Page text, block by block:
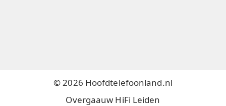
© 2026 Hoofdtelefoonland.nl
Overgaauw HiFi Leiden